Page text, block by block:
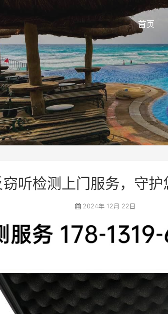
首页
听检测上门服务，守
2024年 12月 22日